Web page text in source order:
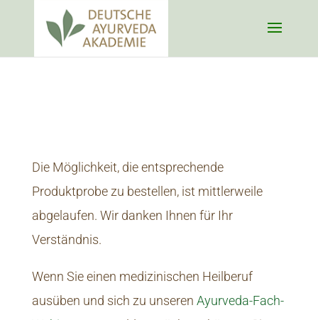
Die Möglichkeit, die entsprechende
Produktprobe zu bestellen, ist mittlerweile
abgelaufen. Wir danken Ihnen für Ihr
Verständnis.
Wenn Sie einen medizinischen Heilberuf
ausüben und sich zu unseren Ayurveda-Fach-